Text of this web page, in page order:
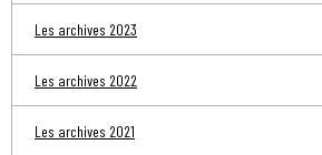
Les archives 2023
Les archives 2022
Les archives 2021